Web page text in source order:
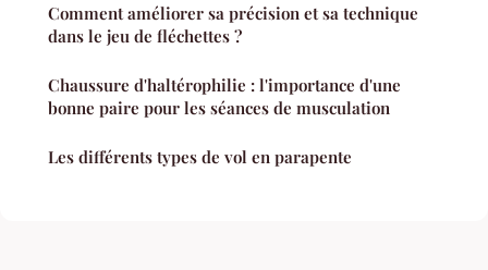
Comment améliorer sa précision et sa technique
dans le jeu de fléchettes ?
Chaussure d'haltérophilie : l'importance d'une
bonne paire pour les séances de musculation
Les différents types de vol en parapente